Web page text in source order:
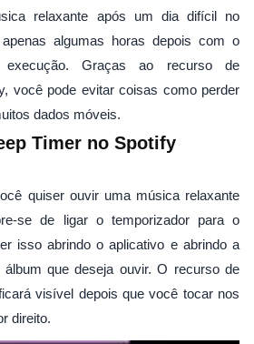
relaxante após um dia difícil no
algumas horas depois com o
Graças ao recurso de
você pode evitar coisas como perder
dados móveis.
Timer no Spotify
quiser ouvir uma música relaxante
se de ligar o temporizador para o
isso abrindo o aplicativo e abrindo a
que deseja ouvir. O recurso de
visível depois que você tocar nos
direito.